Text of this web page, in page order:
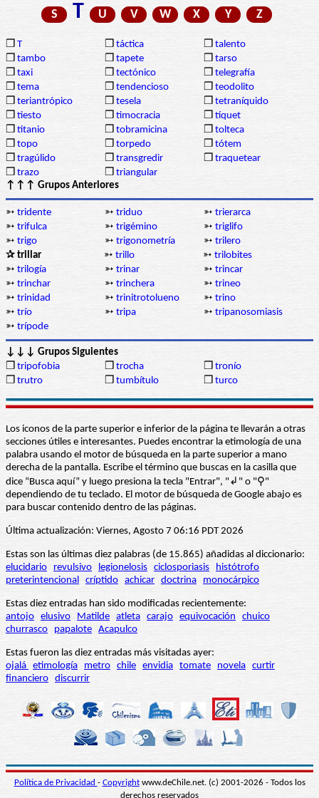
S
T U V W X Y Z
❒ T ❒ táctica ❒ talento
❒ tambo ❒ tapete ❒ tarso
❒ taxi ❒ tectónico ❒ telegrafía
❒ tema ❒ tendencioso ❒ teodolito
❒ teriantrópico ❒ tesela ❒ tetraníquido
❒ tiesto ❒ timocracia ❒ tíquet
❒ titanio ❒ tobramicina ❒ tolteca
❒ topo ❒ torpedo ❒ tótem
❒ tragúlido ❒ transgredir ❒ traquetear
❒ trazo ❒ triangular
↑↑↑ Grupos Anteriores
➳ tridente ➳ triduo ➳ trierarca
➳ trifulca ➳ trigémino ➳ triglifo
➳ trigo ➳ trigonometría ➳ trilero
✰ trillar
➳ trillo ➳ trilobites
➳ trilogía ➳ trinar ➳ trincar
➳ trinchar ➳ trinchera ➳ trineo
➳ trinidad ➳ trinitrotolueno ➳ trino
➳ trío ➳ tripa ➳ tripanosomiasis
➳ trípode
↓↓↓ Grupos Siguientes
❒ tripofobia ❒ trocha ❒ tronío
❒ trutro ❒ tumbítulo ❒ turco
Los iconos de la parte superior e inferior de la página te llevarán a otras
secciones útiles e interesantes. Puedes encontrar la etimología de una
palabra usando el motor de búsqueda en la parte superior a mano
derecha de la pantalla. Escribe el término que buscas en la casilla que
dice “Busca aquí” y luego presiona la tecla "Entrar", "↲" o "⚲"
dependiendo de tu teclado. El motor de búsqueda de Google abajo es
para buscar contenido dentro de las páginas.
Última actualización: Viernes, Agosto 7 06:16 PDT 2026
Estas son las últimas diez palabras (de 15.865) añadidas al diccionario:
elucidario
revulsivo legionelosis ciclosporiasis
histótrofo
preterintencional críptido achicar doctrina monocárpico
Estas diez entradas han sido modificadas recientemente:
antojo elusivo Matilde atleta carajo equivocación
chuico
churrasco
papalote Acapulco
Estas fueron las diez entradas más visitadas ayer:
ojalá etimología metro chile envidia tomate novela curtir
financiero discurrir
Política de Privacidad - Copyrightwww.deChile.net. (c) 2001-2026 - Todos los
derechos reservados